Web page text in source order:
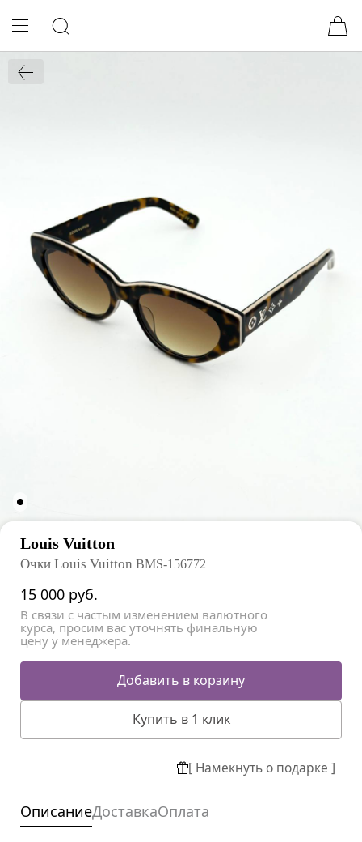
Louis Vuitton
Очки Louis Vuitton BMS-156772
15 000 руб.
В связи с частым изменением валютного
курса, просим вас уточнять финальную
цену у менеджера.
Добавить в корзину
Купить в 1 клик
[ Намекнуть о подарке ]
ОписаниеДоставкаОплата